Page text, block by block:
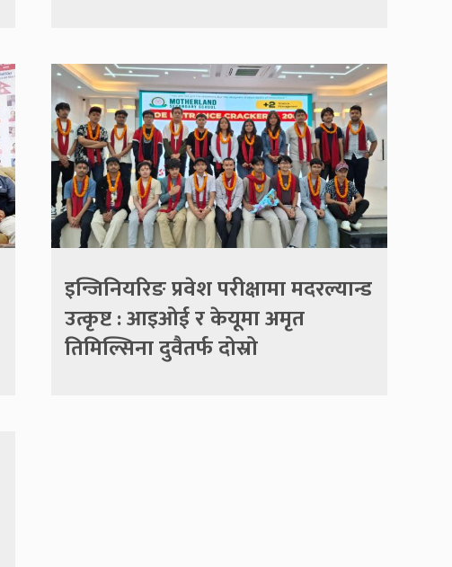
इन्जिनियरिङ प्रवेश परीक्षामा मदरल्यान्ड
उत्कृष्ट : आइओई र केयूमा अमृत
तिमिल्सिना दुवैतर्फ दोस्रो